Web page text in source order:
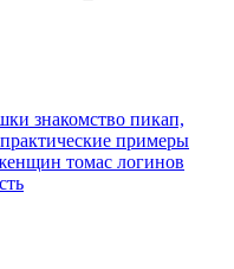
знакомство пикап,
практические примеры
томас логинов